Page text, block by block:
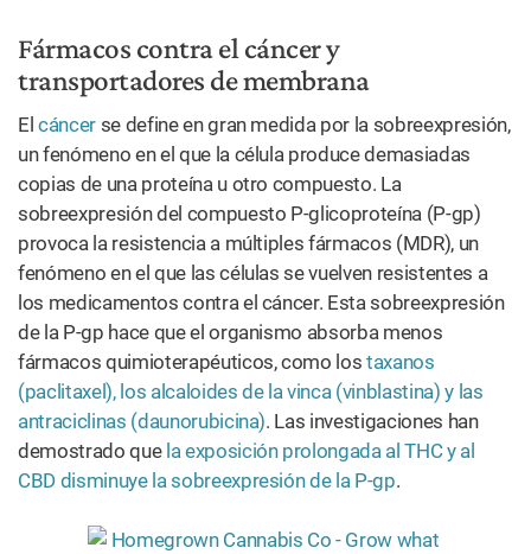
Fármacos contra el cáncer y
transportadores de membrana
El cáncerse define en gran medida por la sobreexpresión,
un fenómeno en el que la célula produce demasiadas
copias de una proteína u otro compuesto. La
sobreexpresión del compuesto P-glicoproteína (P-gp)
provoca la resistencia a múltiples fármacos (MDR), un
fenómeno en el que las células se vuelven resistentes a
los medicamentos contra el cáncer. Esta sobreexpresión
de la P-gp hace que el organismo absorba menos
fármacos quimioterapéuticos, como lostaxanos
(paclitaxel), los alcaloides de la vinca (vinblastina) y las
antraciclinas (daunorubicina). Las investigaciones han
demostrado que la exposición prolongada al THC y al
CBD disminuye la sobreexpresión de la P-gp.